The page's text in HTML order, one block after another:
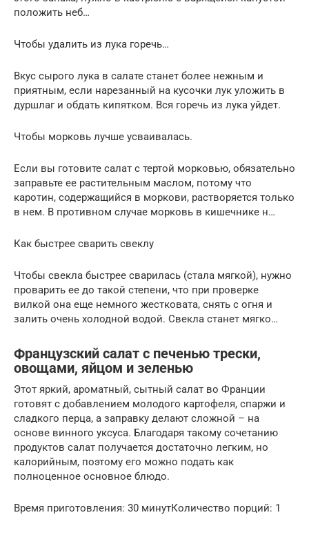
положить неб…
Чтобы удалить из лука горечь…
Вкус сырого лука в салате станет более нежным и
приятным, если нарезанный на кусочки лук уложить в
дуршлаг и обдать кипятком. Вся горечь из лука уйдет.
Чтобы морковь лучше усваивалась.
Если вы готовите салат с тертой морковью, обязательно
заправьте ее растительным маслом, потому что
каротин, содержащийся в моркови, растворяется только
в нем. В противном случае морковь в кишечнике н…
Как быстрее сварить свеклу
Чтобы свекла быстрее сварилась (стала мягкой), нужно
проварить ее до такой степени, что при проверке
вилкой она еще немного жестковата, снять с огня и
залить очень холодной водой. Свекла станет мягко…
Французский салат с печенью трески,
овощами, яйцом и зеленью
Этот яркий, ароматный, сытный салат во Франции
готовят с добавлением молодого картофеля, спаржи и
сладкого перца, а заправку делают сложной – на
основе винного уксуса. Благодаря такому сочетанию
продуктов салат получается достаточно легким, но
калорийным, поэтому его можно подать как
полноценное основное блюдо.
Время приготовления: 30 минутКоличество порций: 1